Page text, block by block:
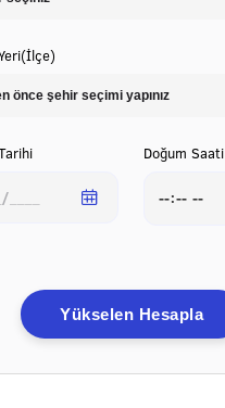
Doğum Saati
Yükselen Hesapla